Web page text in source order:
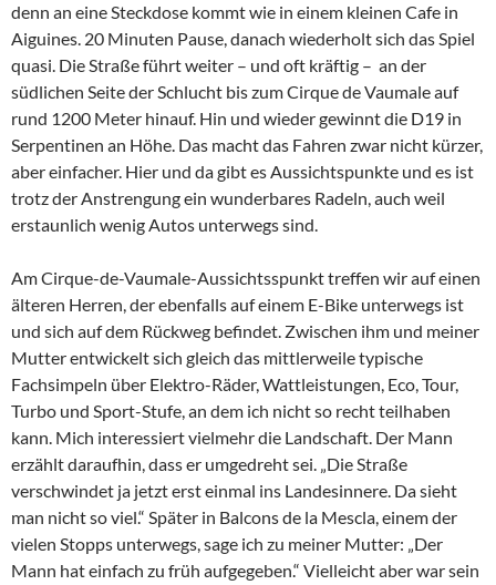
denn an eine Steckdose kommt wie in einem kleinen Cafe in
Aiguines. 20 Minuten Pause, danach wiederholt sich das Spiel
quasi. Die Straße führt weiter – und oft kräftig – an der
südlichen Seite der Schlucht bis zum Cirque de Vaumale auf
rund 1200 Meter hinauf. Hin und wieder gewinnt die D19 in
Serpentinen an Höhe. Das macht das Fahren zwar nicht kürzer,
aber einfacher. Hier und da gibt es Aussichtspunkte und es ist
trotz der Anstrengung ein wunderbares Radeln, auch weil
erstaunlich wenig Autos unterwegs sind.
Am Cirque-de-Vaumale-Aussichtsspunkt treffen wir auf einen
älteren Herren, der ebenfalls auf einem E-Bike unterwegs ist
und sich auf dem Rückweg befindet. Zwischen ihm und meiner
Mutter entwickelt sich gleich das mittlerweile typische
Fachsimpeln über Elektro-Räder, Wattleistungen, Eco, Tour,
Turbo und Sport-Stufe, an dem ich nicht so recht teilhaben
kann. Mich interessiert vielmehr die Landschaft. Der Mann
erzählt daraufhin, dass er umgedreht sei. „Die Straße
verschwindet ja jetzt erst einmal ins Landesinnere. Da sieht
man nicht so viel.“ Später in Balcons de la Mescla, einem der
vielen Stopps unterwegs, sage ich zu meiner Mutter: „Der
Mann hat einfach zu früh aufgegeben.“ Vielleicht aber war sein